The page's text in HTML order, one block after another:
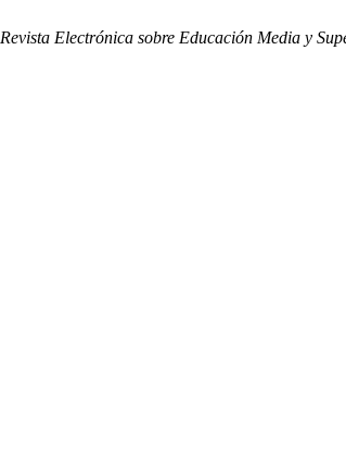
Revista Electrónica sobre Educación Media y